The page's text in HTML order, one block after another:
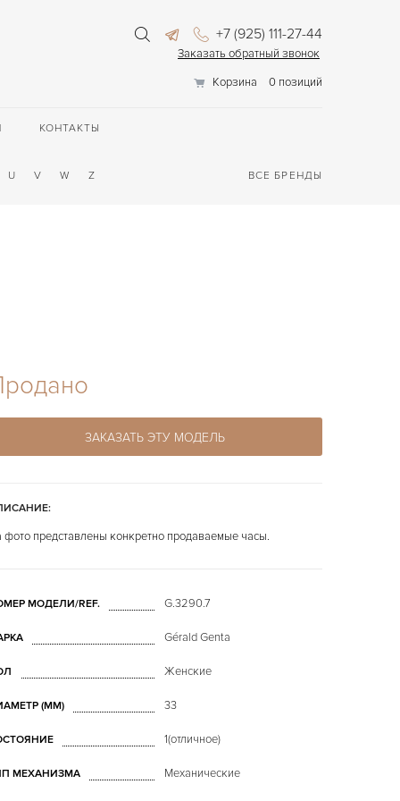
+7 (925) 111-27-44
Заказать обратный звонок
Корзина
0 позиций
КОНТАКТЫ
U V W Z ВСЕ БРЕНДЫ
ЗАКАЗАТЬ ЭТУ МОДЕЛЬ
фото представлены конкретно продаваемые часы.
МОДЕЛИ/REF. G.3290.7
Gérald Genta
Женские
(MM) 33
1(отличное)
МЕХАНИЗМА Механические